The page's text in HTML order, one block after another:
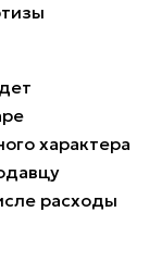
характера
расходы